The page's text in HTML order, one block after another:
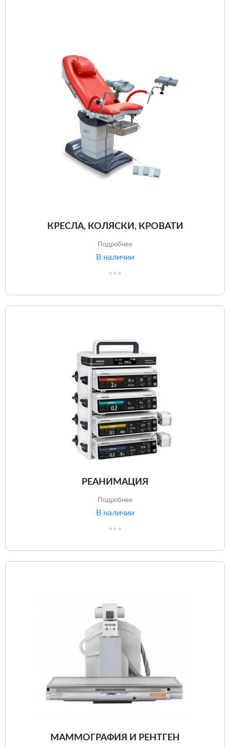
КРЕСЛА, КОЛЯСКИ, КРОВАТИ
Подробнее
В наличии
РЕАНИМАЦИЯ
Подробнее
В наличии
МАММОГРАФИЯ И РЕНТГЕН